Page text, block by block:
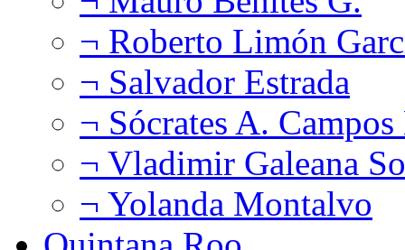
¬ Roberto Limón
¬ Salvador Estrada
¬ Sócrates A.
¬ Vladimir Galeana
¬ Yolanda Montalvo